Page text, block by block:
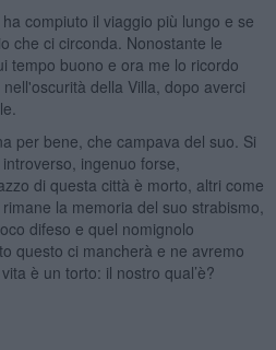
compiuto il viaggio più lungo e se
che ci circonda. Nonostante le
tempo buono e ora me lo ricordo
della Villa, dopo averci
per bene, che campava del suo. Si
ingenuo forse,
di questa città è morto, altri come
la memoria del suo strabismo,
difeso e quel nomignolo
questo ci mancherà e ne avremo
è un torto: il nostro qual’è?